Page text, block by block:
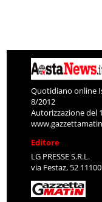
Quotidiano online
8/2012
Autorizzazione del
Editore
LG PRESSE S.R.L.
via Festaz, 52